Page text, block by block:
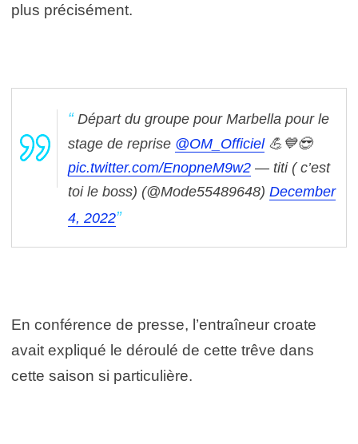
plus précisément.
Départ du groupe pour Marbella pour le
stage de reprise @OM_Officiel💪💙😎
pic.twitter.com/EnopneM9w2 — titi ( c’est
toi le boss) (@Mode55489648) December
4, 2022
En conférence de presse, l’entraîneur croate
avait expliqué le déroulé de cette trêve dans
cette saison si particulière.